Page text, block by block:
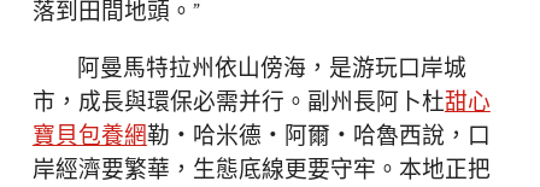
落到田間地頭。”
阿曼馬特拉州依山傍海，是游玩口岸城
市，成長與環保必需并行。副州長阿卜杜甜心
寶貝包養網勒・哈米德・阿爾・哈魯西說，口
岸經濟要繁華，生態底線更要守牢。本地正把